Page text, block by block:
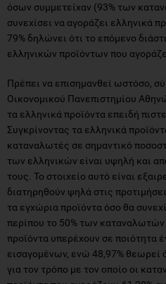
όσων συμμετείχαν (93% των
συνεχίσει να αγοράζει ελληνικά
79% δηλώνει ότι το επόμενο
ελληνικών προϊόντων που
Πρέπει να επισημανθεί ωστόσο,
Οικονομικού Πανεπιστημίου
τα ελληνικά προϊόντα επειδή
Συγκρίνοντας τα ελληνικά
καταναλωτές σε σημαντικό
των ελληνικών είναι υψηλή και
τους. Το στοιχείο αυτό είναι
διατηρηθούν ψηλά στις
τα εγχώρια προϊόντα όσο θα
περίπου το 50% των καταναλωτών
προϊόντα υπερέχουν σε ποιότητα
εισαγομένων, ενώ 48,97% θεωρεί
για τον τρόπο με τον οποίο οι